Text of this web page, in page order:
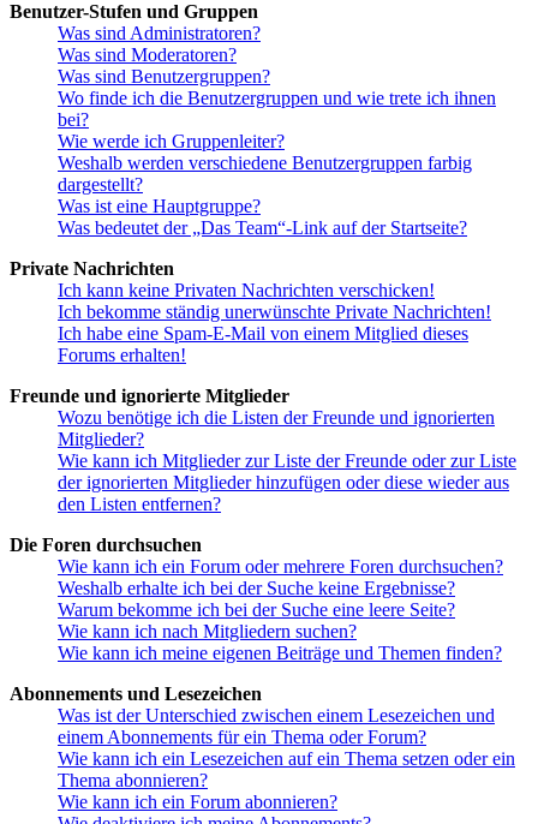
Benutzer-Stufen und Gruppen
Was sind Administratoren?
Was sind Moderatoren?
Was sind Benutzergruppen?
Wo finde ich die Benutzergruppen und wie trete ich ihnen
bei?
Wie werde ich Gruppenleiter?
Weshalb werden verschiedene Benutzergruppen farbig
dargestellt?
Was ist eine Hauptgruppe?
Was bedeutet der „Das Team“-Link auf der Startseite?
Private Nachrichten
Ich kann keine Privaten Nachrichten verschicken!
Ich bekomme ständig unerwünschte Private Nachrichten!
Ich habe eine Spam-E-Mail von einem Mitglied dieses
Forums erhalten!
Freunde und ignorierte Mitglieder
Wozu benötige ich die Listen der Freunde und ignorierten
Mitglieder?
Wie kann ich Mitglieder zur Liste der Freunde oder zur Liste
der ignorierten Mitglieder hinzufügen oder diese wieder aus
den Listen entfernen?
Die Foren durchsuchen
Wie kann ich ein Forum oder mehrere Foren durchsuchen?
Weshalb erhalte ich bei der Suche keine Ergebnisse?
Warum bekomme ich bei der Suche eine leere Seite?
Wie kann ich nach Mitgliedern suchen?
Wie kann ich meine eigenen Beiträge und Themen finden?
Abonnements und Lesezeichen
Was ist der Unterschied zwischen einem Lesezeichen und
einem Abonnements für ein Thema oder Forum?
Wie kann ich ein Lesezeichen auf ein Thema setzen oder ein
Thema abonnieren?
Wie kann ich ein Forum abonnieren?